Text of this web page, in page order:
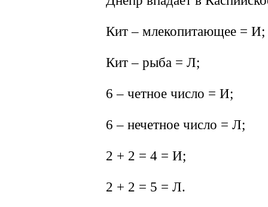
Кит – млекопитающее = И;
Кит – рыба = Л;
6 – четное число = И;
6 – нечетное число = Л;
2 + 2 = 4 = И;
2 + 2 = 5 = Л.